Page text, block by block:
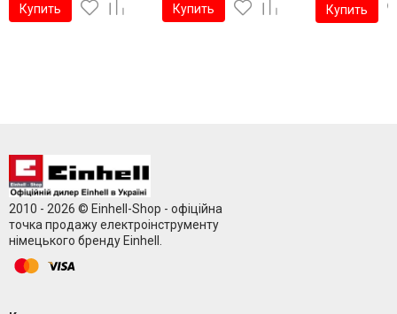
Купить Купить Купить
2010 - 2026 © Einhell-Shop - офіційна
точка продажу електроінструменту
німецького бренду Einhell.